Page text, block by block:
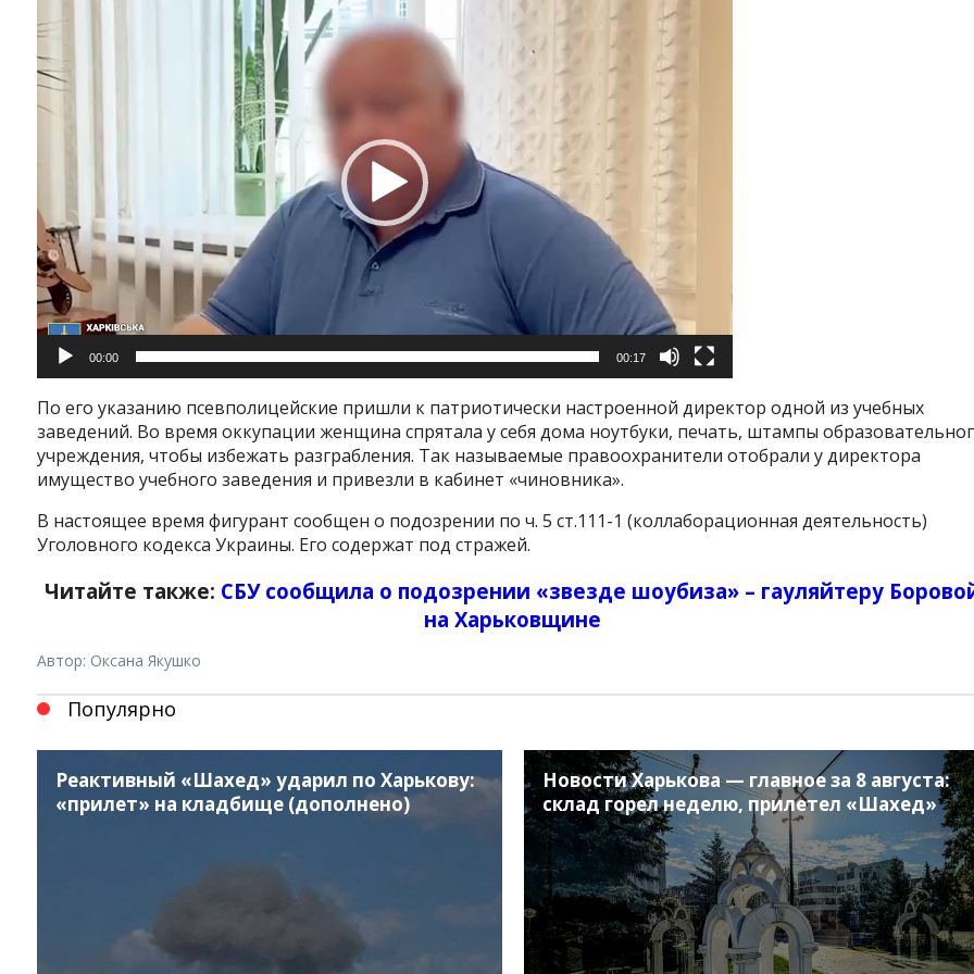
00:00 00:17
По его указанию псевполицейские пришли к патриотически настроенной директор одной из учебных
заведений. Во время оккупации женщина спрятала у себя дома ноутбуки, печать, штампы
учреждения, чтобы избежать разграбления. Так называемые правоохранители отобрали у директора
имущество учебного заведения и привезли в кабинет «чиновника».
В настоящее время фигурант сообщен о подозрении по ч. 5 ст.111-1 (коллаборационная деятельность)
Уголовного кодекса Украины. Его содержат под стражей.
Читайте также: СБУ сообщила о подозрении «звезде шоубиза» – гауляйтеру
на Харьковщине
Автор: Оксана Якушко
Популярно
Реактивный «Шахед» ударил по Харькову:
«прилет» на кладбище (дополнено)
Новости Харькова — главное за 8 августа:
склад горел неделю, прилетел «Шахед»